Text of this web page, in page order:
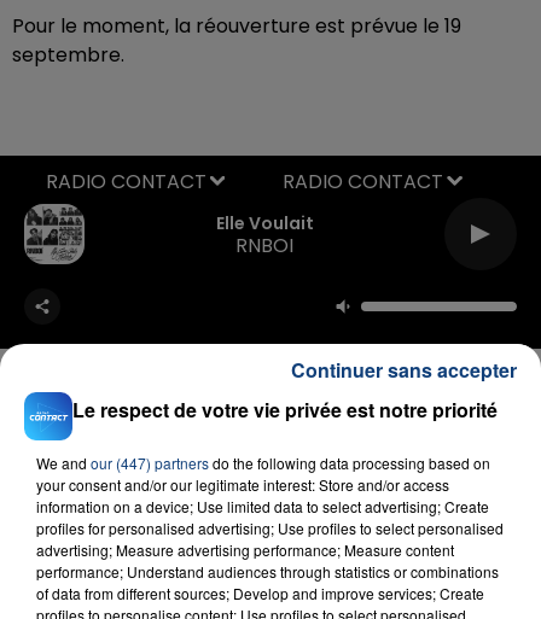
Pour le moment, la réouverture est prévue le 19
septembre.
Elle Voulait
RNBOI
RADIO CONTACT
FIL D'ACTU
Le respect de votre vie privée est notre priorité
We and our (447) partnersdo the following data processing based on
your consent and/or our legitimate interest: Store and/or access
information on a device; Use limited data to select advertising; Create
profiles for personalised advertising; Use profiles to select personalised
advertising; Measure advertising performance; Measure content
performance; Understand audiences through statistics or combinations
of data from different sources; Develop and improve services; Create
profiles to personalise content; Use profiles to select personalised
Continuer sans accepter